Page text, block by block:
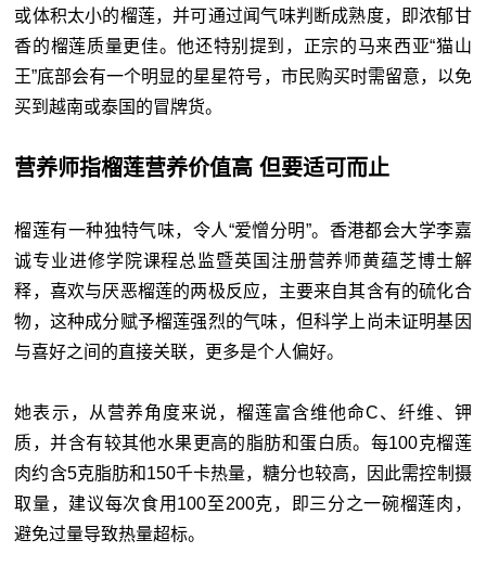
或体积太小的榴莲，并可通过闻气味判断成熟度，即浓郁甘
香的榴莲质量更佳。他还特别提到，正宗的马来西亚“猫山
王”底部会有一个明显的星星符号，市民购买时需留意，以免
买到越南或泰国的冒牌货。
营养师指榴莲营养价值高 但要适可而止
榴莲有一种独特气味，令人“爱憎分明”。香港都会大学李嘉
诚专业进修学院课程总监暨英国注册营养师黄蕴芝博士解
释，喜欢与厌恶榴莲的两极反应，主要来自其含有的硫化合
物，这种成分赋予榴莲强烈的气味，但科学上尚未证明基因
与喜好之间的直接关联，更多是个人偏好。
她表示，从营养角度来说，榴莲富含维他命C、纤维、钾
质，并含有较其他水果更高的脂肪和蛋白质。每100克榴莲
肉约含5克脂肪和150千卡热量，糖分也较高，因此需控制摄
取量，建议每次食用100至200克，即三分之一碗榴莲肉，
避免过量导致热量超标。